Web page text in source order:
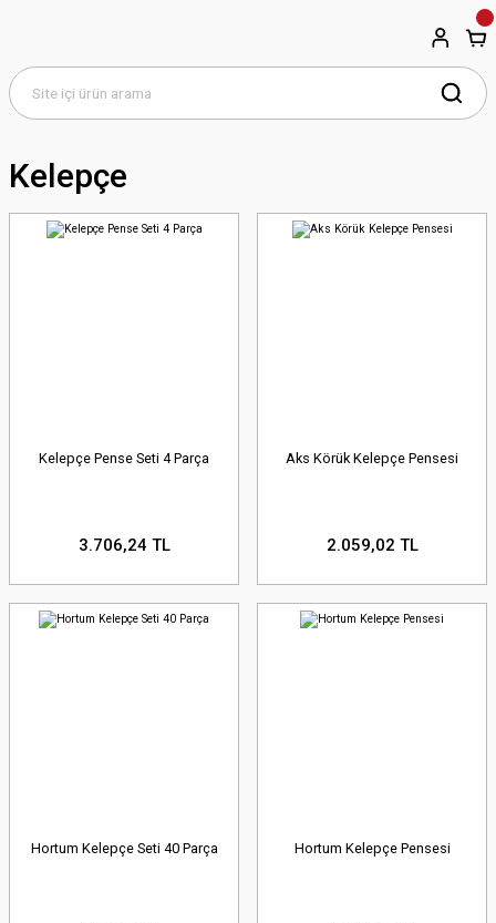
Kelepçe
Kelepçe Pense Seti 4 Parça
3.706,24 TL
Aks Körük Kelepçe Pensesi
2.059,02 TL
Hortum Kelepçe Seti 40 Parça Hortum Kelepçe Pensesi